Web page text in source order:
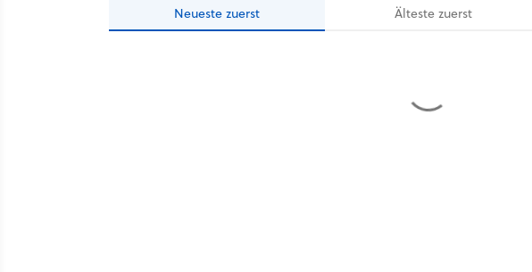
Neueste zuerst Ältestezuerst